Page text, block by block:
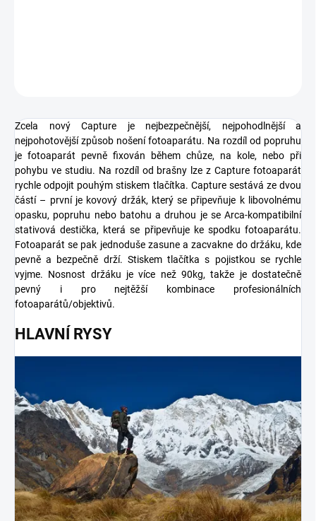
Zcela nový Capture je nejbezpečnější, nejpohodlnější a
nejpohotovější způsob nošení fotoaparátu. Na rozdíl od popruhu
je fotoaparát pevně fixován během chůze, na kole, nebo při
pohybu ve studiu. Na rozdíl od brašny lze z Capture fotoaparát
rychle odpojit pouhým stiskem tlačítka. Capture sestává ze dvou
částí – první je kovový držák, který se připevňuje k libovolnému
opasku, popruhu nebo batohu a druhou je se Arca-kompatibilní
stativová destička, která se připevňuje ke spodku fotoaparátu.
Fotoaparát se pak jednoduše zasune a zacvakne do držáku, kde
pevně a bezpečně drží. Stiskem tlačítka s pojistkou se rychle
vyjme. Nosnost držáku je více než 90kg, takže je dostatečně
pevný i pro nejtěžší kombinace profesionálních
fotoaparátů/objektivů.
HLAVNÍ RYSY